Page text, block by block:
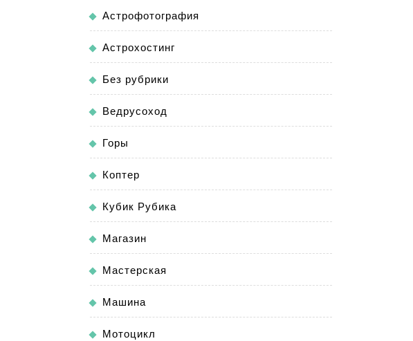
Астрофотография
Астрохостинг
Без рубрики
Ведрусоход
Горы
Коптер
Кубик Рубика
Магазин
Мастерская
Машина
Мотоцикл